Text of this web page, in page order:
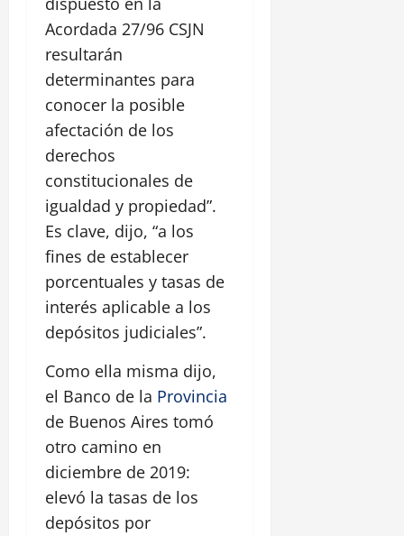
Acordada 27/96 CSJN
resultarán
determinantes para
conocer la posible
afectación de los
derechos
constitucionales de
igualdad y propiedad”.
Es clave, dijo, “a los
fines de establecer
porcentuales y tasas de
interés aplicable a los
depósitos judiciales”.
Como ella misma dijo,
el Banco de la Provincia
de Buenos Aires tomó
otro camino en
diciembre de 2019:
elevó la tasas de los
depósitos por